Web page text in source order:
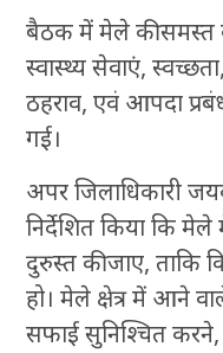
बैठक में मेले की समस्त
स्वास्थ्य सेवाएं,
ठहराव, एवं आपदा
गई।
अपर जिलाधिकारी
निर्देशित किया कि
दुरुस्त की जाए, ताकि
हो। मेले क्षेत्र में आने
सफाई सुनिश्चित